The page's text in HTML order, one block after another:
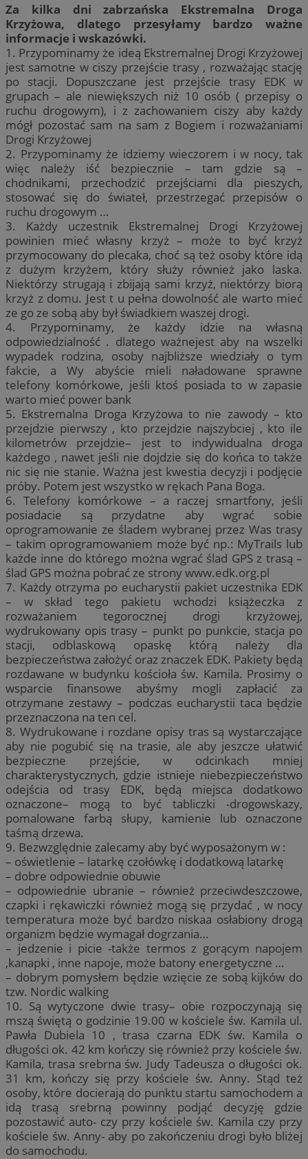
Za kilka dni zabrzańska Ekstremalna Droga
Krzyżowa, dlatego przesyłamy bardzo ważne
informacje i wskazówki.
1. Przypominamy że ideą Ekstremalnej Drogi Krzyżowej
jest samotne w ciszy przejście trasy , rozważając stację
po stacji. Dopuszczane jest przejście trasy EDK w
grupach – ale niewiększych niż 10 osób ( przepisy o
ruchu drogowym), i z zachowaniem ciszy aby każdy
mógł pozostać sam na sam z Bogiem i rozważaniami
Drogi Krzyżowej
2. Przypominamy że idziemy wieczorem i w nocy, tak
więc należy iść bezpiecznie – tam gdzie są –
chodnikami, przechodzić przejściami dla pieszych,
stosować się do świateł, przestrzegać przepisów o
ruchu drogowym …
3. Każdy uczestnik Ekstremalnej Drogi Krzyżowej
powinien mieć własny krzyż – może to być krzyż
przymocowany do plecaka, choć są też osoby które idą
z dużym krzyżem, który służy również jako laska.
Niektórzy strugają i zbijają sami krzyż, niektórzy biorą
krzyż z domu. Jest t u pełna dowolność ale warto mieć
ze go ze sobą aby był świadkiem waszej drogi.
4. Przypominamy, że każdy idzie na własną
odpowiedzialność . dlatego ważnejest aby na wszelki
wypadek rodzina, osoby najbliższe wiedziały o tym
fakcie, a Wy abyście mieli naładowane sprawne
telefony komórkowe, jeśli ktoś posiada to w zapasie
warto mieć power bank
5. Ekstremalna Droga Krzyżowa to nie zawody – kto
przejdzie pierwszy , kto przejdzie najszybciej , kto ile
kilometrów przejdzie– jest to indywidualna droga
każdego , nawet jeśli nie dojdzie się do końca to także
nic się nie stanie. Ważna jest kwestia decyzji i podjęcie
próby. Potem jest wszystko w rękach Pana Boga.
6. Telefony komórkowe – a raczej smartfony, jeśli
posiadacie są przydatne aby wgrać sobie
oprogramowanie ze śladem wybranej przez Was trasy
– takim oprogramowaniem może być np.: MyTrails lub
każde inne do którego można wgrać ślad GPS z trasą –
ślad GPS można pobrać ze strony www.edk.org.pl
7. Każdy otrzyma po eucharystii pakiet uczestnika EDK
– w skład tego pakietu wchodzi książeczka z
rozważaniem tegorocznej drogi krzyżowej,
wydrukowany opis trasy – punkt po punkcie, stacja po
stacji, odblaskową opaskę którą należy dla
bezpieczeństwa założyć oraz znaczek EDK. Pakiety będą
rozdawane w budynku kościoła św. Kamila. Prosimy o
wsparcie finansowe abyśmy mogli zapłacić za
otrzymane zestawy – podczas eucharystii taca będzie
przeznaczona na ten cel.
8. Wydrukowane i rozdane opisy tras są wystarczające
aby nie pogubić się na trasie, ale aby jeszcze ułatwić
bezpieczne przejście, w odcinkach mniej
charakterystycznych, gdzie istnieje niebezpieczeństwo
odejścia od trasy EDK, będą miejsca dodatkowo
oznaczone– mogą to być tabliczki -drogowskazy,
pomalowane farbą słupy, kamienie lub oznaczone
taśmą drzewa.
9. Bezwzględnie zalecamy aby być wyposażonym w :
– oświetlenie – latarkę czołówkę i dodatkową latarkę
– dobre odpowiednie obuwie
– odpowiednie ubranie – również przeciwdeszczowe,
czapki i rękawiczki również mogą się przydać , w nocy
temperatura może być bardzo niskaa osłabiony drogą
organizm będzie wymagał dogrzania…
– jedzenie i picie -także termos z gorącym napojem
,kanapki , inne napoje, może batony energetyczne …
– dobrym pomysłem będzie wzięcie ze sobą kijków do
tzw. Nordic walking
10. Są wytyczone dwie trasy– obie rozpoczynają się
mszą świętą o godzinie 19.00 w kościele św. Kamila ul.
Pawła Dubiela 10 , trasa czarna EDK św. Kamila o
długości ok. 42 km kończy się również przy kościele św.
Kamila, trasa srebrna św. Judy Tadeusza o długości ok.
31 km, kończy się przy kościele św. Anny. Stąd też
osoby, które docierają do punktu startu samochodem a
idą trasą srebrną powinny podjąć decyzję gdzie
pozostawić auto- czy przy kościele św. Kamila czy przy
kościele św. Anny- aby po zakończeniu drogi było bliżej
do samochodu.